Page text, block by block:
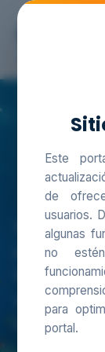
Sistema
El SIAM
políticas,
ambiental
nacional,
Este
de
usuarios.
algunas
no
para
portal.